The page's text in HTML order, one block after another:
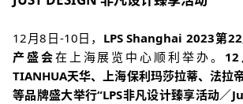
12月8日-10日， LPS Shanghai 2023第
产盛会在上海展览中心顺利举办。
TIANHUA天华、上海保利玛莎拉蒂、法拉
等品牌盛大举行“LPS非凡设计臻享活动／